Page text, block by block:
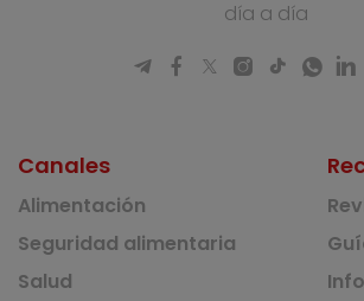
día a día
Canales
Alimentación
Seguridad alimentaria
Salud